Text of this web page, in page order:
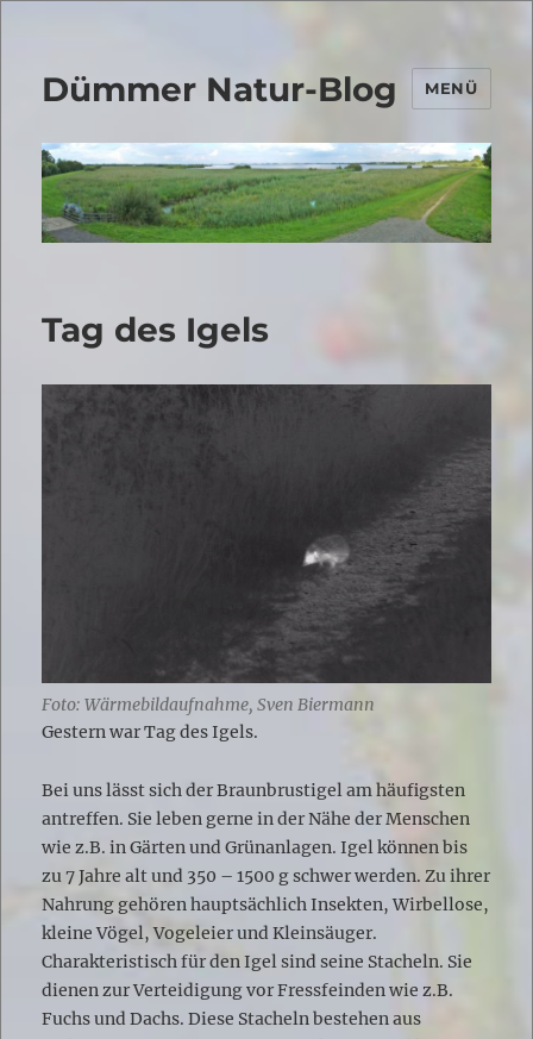
Dümmer Natur-Blog MENÜ
Tag des Igels
Foto: Wärmebildaufnahme, Sven Biermann
Gestern war Tag des Igels.
Bei uns lässt sich der Braunbrustigel am häufigsten
antreffen. Sie leben gerne in der Nähe der Menschen
wie z.B. in Gärten und Grünanlagen. Igel können bis
zu 7 Jahre alt und 350 – 1500 g schwer werden. Zu ihrer
Nahrung gehören hauptsächlich Insekten, Wirbellose,
kleine Vögel, Vogeleier und Kleinsäuger.
Charakteristisch für den Igel sind seine Stacheln. Sie
dienen zur Verteidigung vor Fressfeinden wie z.B.
Fuchs und Dachs. Diese Stacheln bestehen aus